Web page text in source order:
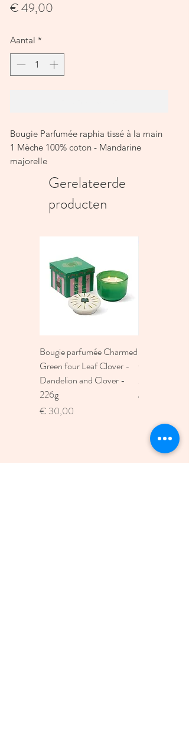
€ 49,00
Aantal *
Bougie Parfumée raphia tissé à la main
1 Mèche 100% coton - Mandarine
majorelle
Senteur Mandarine Majorelle
Durée 40 heures
Hauteur 9 cm
Diamètre 7 cm
Gerelateerde
producten
Bougie parfumée Charmed
Green four Leaf Clover -
Dandelion and Clover -
226g
Prijs
€ 30,00
Moon
Prijs
€ 30,00